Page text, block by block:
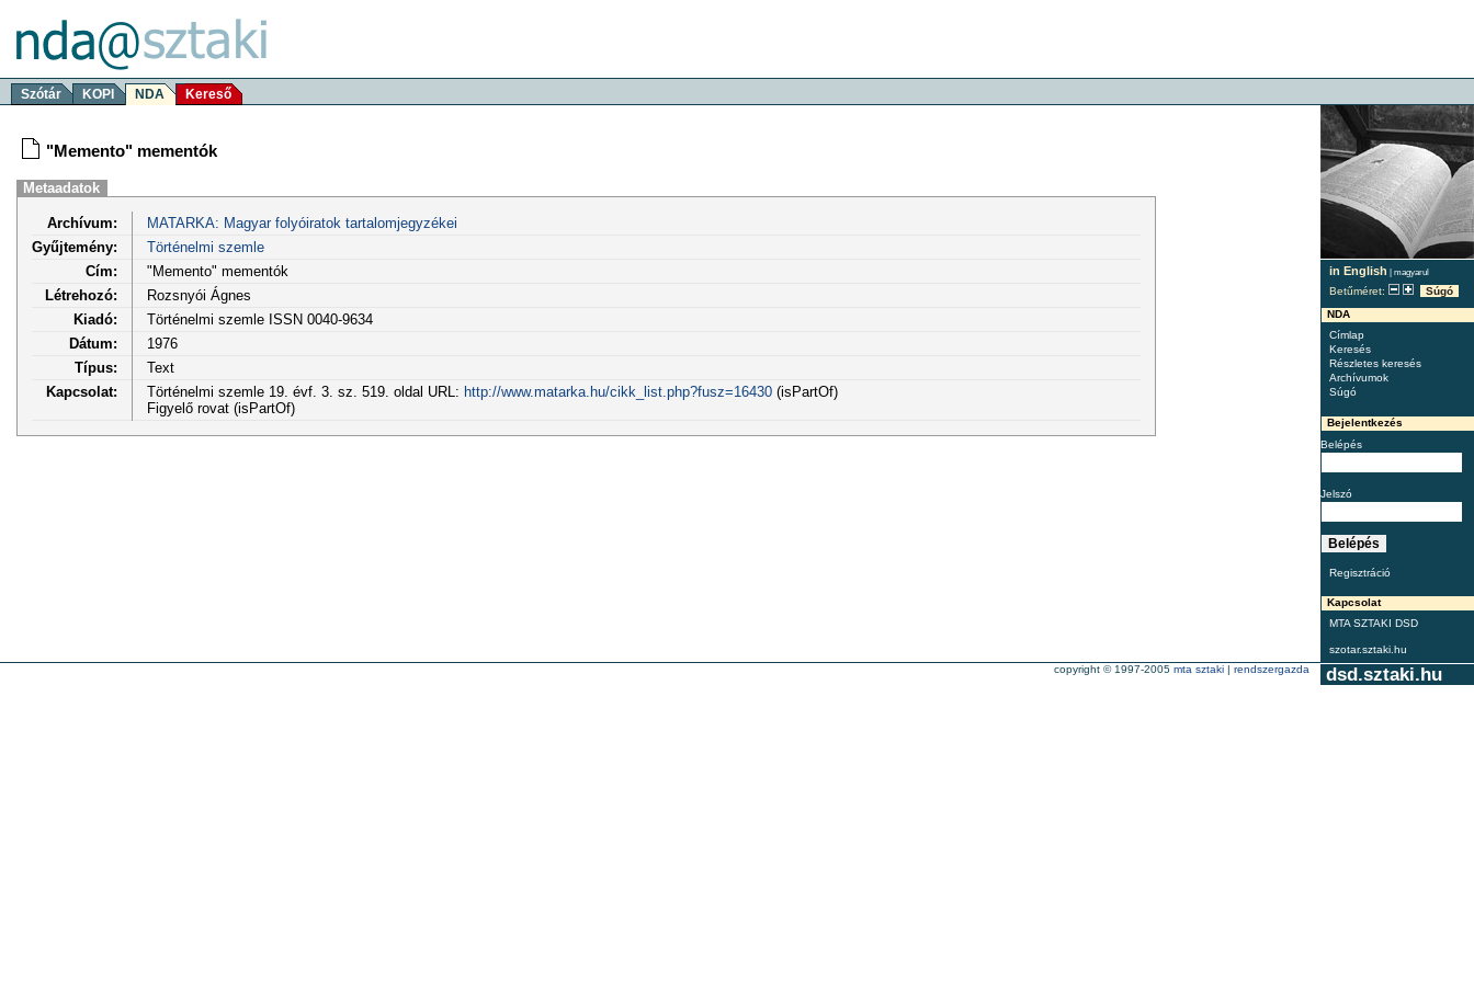
Szótár KOPI NDA Kereső
in English | magyarul
Betűméret:
Súgó
NDA
Címlap
Keresés
Részletes keresés
Archívumok
Súgó
Bejelentkezés
Belépés
Jelszó
Regisztráció
Kapcsolat
MTA SZTAKI DSD
szotar.sztaki.hu
"Memento" mementók
Metaadatok
Archívum:
MATARKA: Magyar folyóiratok tartalomjegyzékei
Gyűjtemény:
Történelmi szemle
Cím:
"Memento" mementók
Létrehozó:
Rozsnyói Ágnes
Kiadó:
Történelmi szemle ISSN 0040-9634
Dátum:
1976
Típus:
Text
Kapcsolat:
Történelmi szemle 19. évf. 3. sz. 519. oldal URL: http://www.matarka.hu/cikk_list.php?fusz=16430(isPartOf)
Figyelő rovat (isPartOf)
dsd.sztaki.hu
copyright © 1997-2005 mta sztaki | rendszergazda